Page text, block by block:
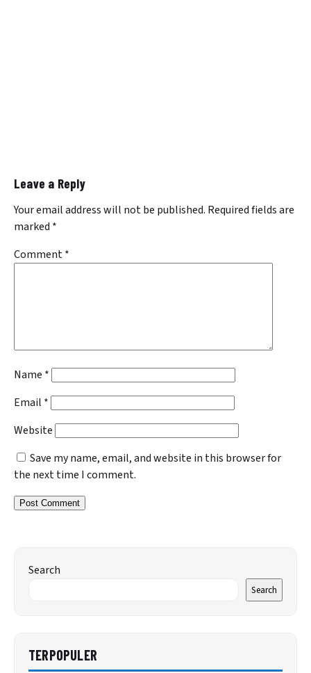
Leave a Reply
Your email address will not be published. Required fields are
marked *
Comment*
Name *
Email *
Website
Save my name, email, and website in this browser for
the next time I comment.
Search
Search
TERPOPULER